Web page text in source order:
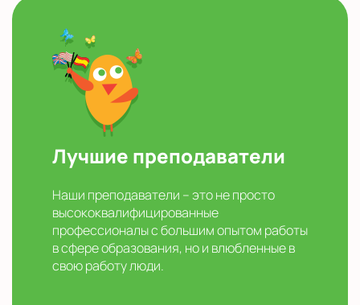
Лучшие преподаватели
Наши преподаватели – это не просто
высококвалифицированные
профессионалы с большим опытом работы
в сфере образования, но и влюбленные в
свою работу люди.